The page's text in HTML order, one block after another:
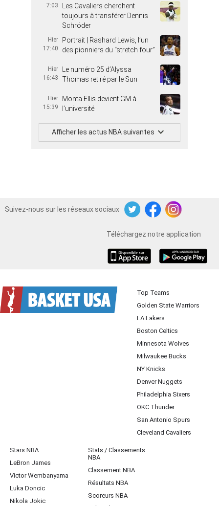
7:03
Les Cavaliers cherchent
toujours à transférer Dennis
Schröder
Hier
17:40
Portrait | Rashard Lewis, l’un
des pionniers du “stretch four”
Hier
16:43
Le numéro 25 d’Alyssa
Thomas retiré par le Sun
Hier
15:39
Monta Ellis devient GM à
l’université
Afficher les actus NBA suivantes
Suivez-nous sur les réseaux sociaux
TwitterFacebookInstagram
Téléchargez notre application
Top Teams
Golden State Warriors
LA Lakers
Boston Celtics
Minnesota Wolves
Milwaukee Bucks
NY Knicks
Denver Nuggets
Philadelphia Sixers
OKC Thunder
San Antonio Spurs
Cleveland Cavaliers
Stars NBA
LeBron James
Victor Wembanyama
Luka Doncic
Nikola Jokic
Stats / Classements
NBA
Classement NBA
Résultats NBA
Scoreurs NBA